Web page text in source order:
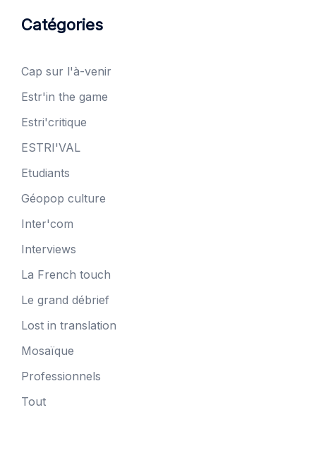
Catégories
Cap sur l'à-venir
Estr'in the game
Estri'critique
ESTRI'VAL
Etudiants
Géopop culture
Inter'com
Interviews
La French touch
Le grand débrief
Lost in translation
Mosaïque
Professionnels
Tout